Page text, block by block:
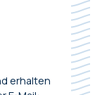
erhalten